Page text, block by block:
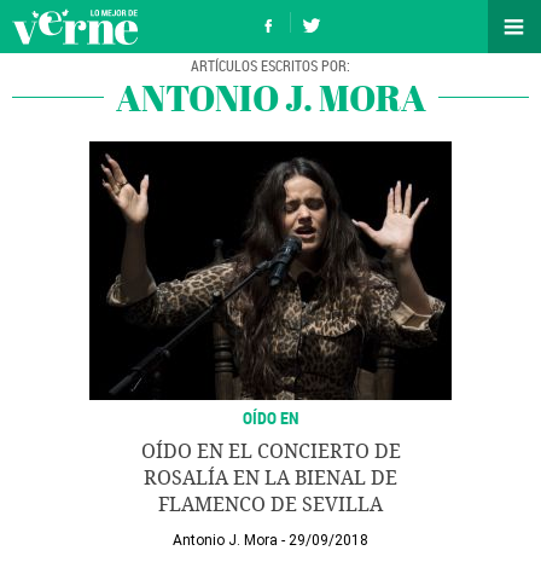
ANTONIO J. MORA
OÍDO EN
OÍDO EN EL CONCIERTO DE
ROSALÍA EN LA BIENAL DE
FLAMENCO DE SEVILLA
Antonio J. Mora 29/09/2018